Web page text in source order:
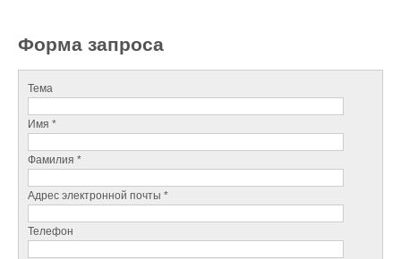
Форма запроса
Тема
Имя *
Фамилия *
Адрес электронной почты *
Телефон